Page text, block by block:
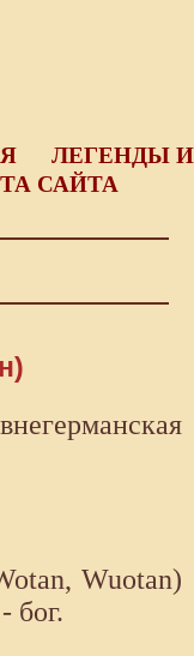
ЛЕГЕНДЫ И
САЙТА
Wuotan)
бог.